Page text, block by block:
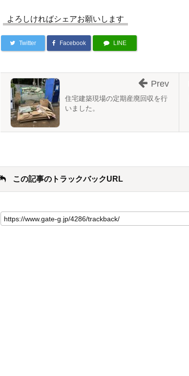
よろしければシェアお願いします
Twitter Facebook LINE
住宅建築現場の定期産廃回収を行
いました。
Prev
この記事のトラックバックURL
の
記